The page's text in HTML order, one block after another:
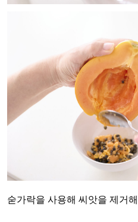
숟가락을 사용해 씨앗을 제거